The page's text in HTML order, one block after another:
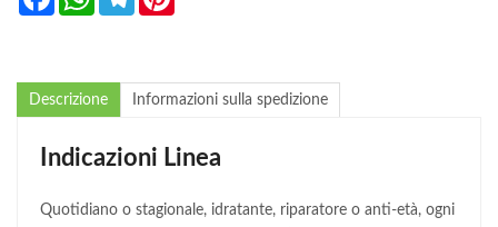
Descrizione Informazioni sulla spedizione
Indicazioni Linea
Quotidiano o stagionale, idratante, riparatore o anti-età, ogni